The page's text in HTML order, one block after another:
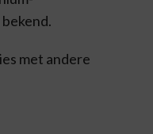
met andere